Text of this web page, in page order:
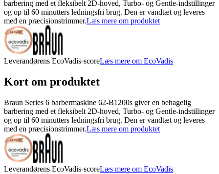
barbering med et fleksibelt 2D-hoved, Turbo- og Gentle-indstillinger
og op til 60 minutters ledningsfri brug. Den er vandtæt og leveres
med en præcisionstrimmer.Læs mere om produktet
Leverandørens EcoVadis-scoreLæs mere om EcoVadis
Kort om produktet
Braun Series 6 barbermaskine 62-B1200s giver en behagelig
barbering med et fleksibelt 2D-hoved, Turbo- og Gentle-indstillinger
og op til 60 minutters ledningsfri brug. Den er vandtæt og leveres
med en præcisionstrimmer.Læs mere om produktet
Leverandørens EcoVadis-scoreLæs mere om EcoVadis